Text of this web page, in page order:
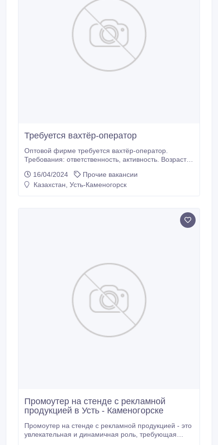
Требуется вахтёр-оператор
Оптовой фирме требуется вахтёр-оператор.
Требования: ответственность, активность. Возраст
звонки, заполнять журнал, провожать людей.
График работы 5/2 или 2/2. В месяц 180000 тенге.
16/04/2024
Прочие вакансии
Казахстан, Усть-Каменогорск
Промоутер на стенде с рекламной
продукцией в Усть - Каменогорске
Промоутер на стенде с рекламной продукцией - это
увлекательная и динамичная роль, требующая